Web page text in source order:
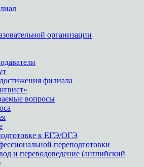
организации
филиала
вопросы
к ЕГЭ/ОГЭ
переподготовки
и переводоведение (английский